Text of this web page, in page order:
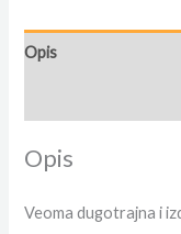
Opis
Opis
Veoma dugotrajna i